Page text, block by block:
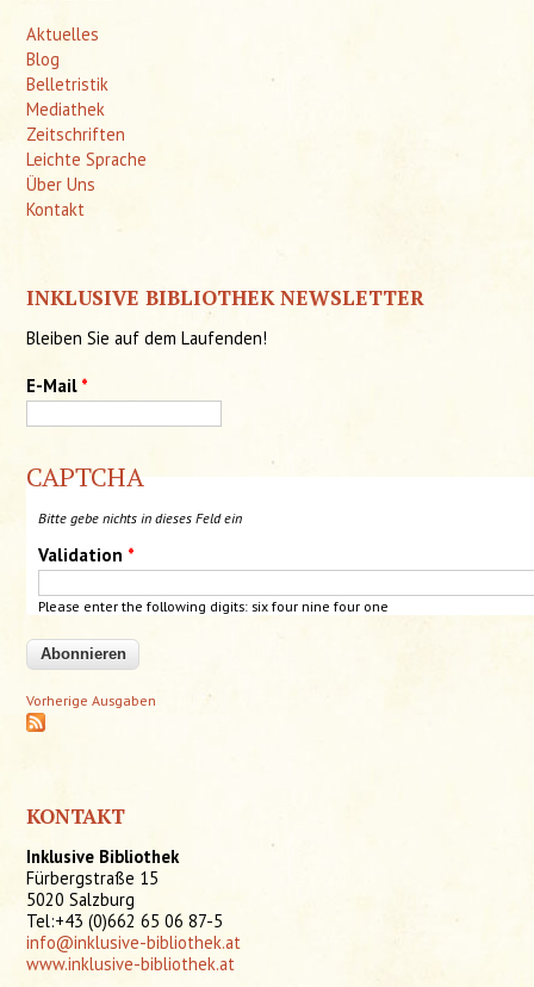
Aktuelles
Blog
Belletristik
Mediathek
Zeitschriften
Leichte Sprache
Über Uns
Kontakt
INKLUSIVE BIBLIOTHEK NEWSLETTER
Bleiben Sie auf dem Laufenden!
E-Mail *
CAPTCHA
Bitte gebe nichts in dieses Feld ein
Validation *
Please enter the following digits:six four nine four one
Vorherige Ausgaben
KONTAKT
Inklusive Bibliothek
Fürbergstraße 15
5020 Salzburg
Tel:+43 (0)662 65 06 87-5
info@inklusive-bibliothek.at
www.inklusive-bibliothek.at